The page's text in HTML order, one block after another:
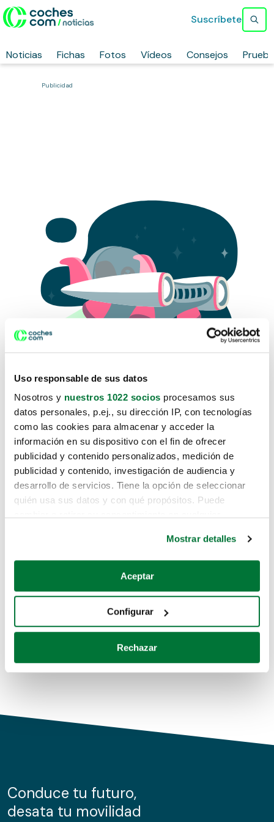
Uso responsable de sus datos
Nosotros y nuestros 1022 socios procesamos sus
datos personales, p.ej., su dirección IP, con tecnologías
como las cookies para almacenar y acceder la
información en su dispositivo con el fin de ofrecer
publicidad y contenido personalizados, medición de
publicidad y contenido, investigación de audiencia y
desarrollo de servicios. Tiene la opción de seleccionar
quién usa sus datos y con qué propósitos. Puede
Si lo permite, también quisiéramos:
Recopilar información sobre su ubicación geográfica
Identificar su dispositivo analizándolo activamente
para buscar características específicas (huellas
Obtenga más información sobre cómo se procesan sus
de cookies.
información sobre el uso que haga del sitio web con
nuestros partners de redes sociales, publicidad y análisis
Mostrar detalles
Aceptar
Configurar
Rechazar
Noticias Fichas Fotos Vídeos Consejos
Suscríbete
Publicidad
Lo sentimos, no sabemos como
te hemos traido hasta aquí.
Pero puedes encontrar el coche que estás
buscando en alguno de estos enlaces:
Coches de segunda mano
Coches de km0
Conduce tu futuro,
desata tu movilidad